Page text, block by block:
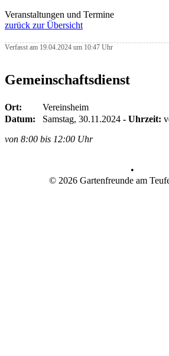
Veranstaltungen und Termine
zurück zur Übersicht
Verfasst am 19.04.2024 um 10:47 Uhr
Gemeinschaftsdienst
Ort:
Vereinsheim
Datum:
Samstag, 30.11.2024 - Uhrzeit:
von 8:00 bis 12:00 Uhr
•
© 2026 Gartenfreunde am